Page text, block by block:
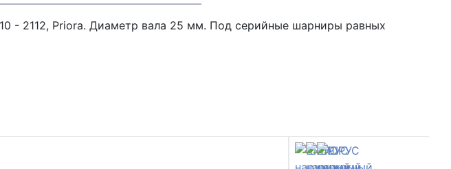
- 2112, Priora. Диаметр вала 25 мм. Под серийные шарниры равных